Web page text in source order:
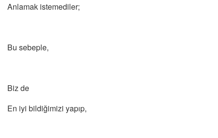
Anlamak istemediler;
Bu sebeple,
Biz de
En iyi bildiğimizi yapıp,